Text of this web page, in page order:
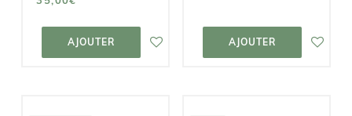
AJOUTER
AJOUTER AU
PANIER
AJOUTER
AJOUTER AU
PANIER